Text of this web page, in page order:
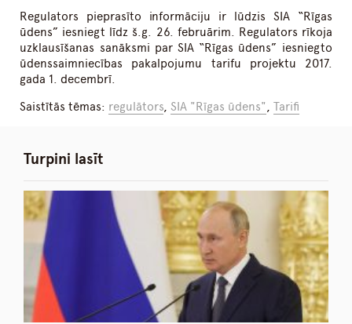
Regulators pieprasīto informāciju ir lūdzis SIA “Rīgas
ūdens” iesniegt līdz š.g. 26. februārim. Regulators rīkoja
uzklausīšanas sanāksmi par SIA “Rīgas ūdens” iesniegto
ūdenssaimniecības pakalpojumu tarifu projektu 2017.
gada 1. decembrī.
Saistītās tēmas: regulātors,SIA "Rīgas ūdens",Tarifi
Turpini lasīt